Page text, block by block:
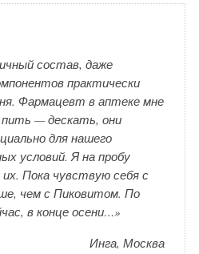
состав, даже
практически
Фармацевт в аптеке мне
— дескать, они
для нашего
условий. Я на пробу
Пока чувствую себя с
чем с Пиковитом. По
в конце осени…»
Инга, Москва